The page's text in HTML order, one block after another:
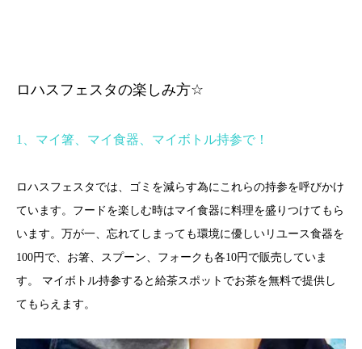
ロハスフェスタの楽しみ方☆
1 、マイ箸、マイ食器、マイボトル持参で！
ロハスフェスタでは、ゴミを減らす為にこれらの持参を呼びかけ
ています。フードを楽しむ時はマイ食器に料理を盛りつけてもら
います。万が一、忘れてしまっても環境に優しいリユース食器を
100円で、お箸、スプーン、フォークも各10円で販売していま
す。 マイボトル持参すると給茶スポットでお茶を無料で提供し
てもらえます。